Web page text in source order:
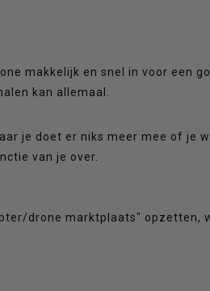
makkelijk en snel in voor een
kan allemaal.
je doet er niks meer mee of je
van je over.
drone marktplaats" opzetten,